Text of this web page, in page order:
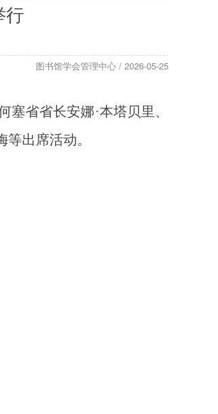
行
图书馆学会管理中心 / 2026-05-25
省省长安娜·本塔贝里、
出席活动。